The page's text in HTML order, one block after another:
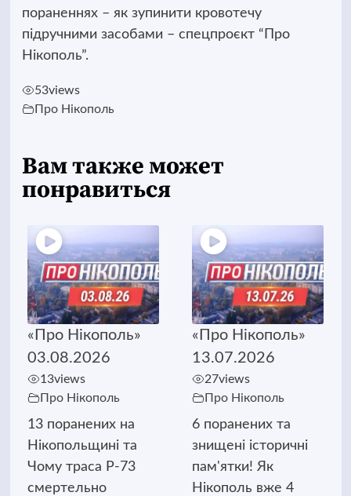
пораненнях – як зупинити кровотечу
підручними засобами – спецпроєкт “Про
Нікополь”.
53views
Про Нікополь
Вам также может
понравиться
«Про Нікополь»
03.08.2026
13views
Про Нікополь
13 поранених на
Нікопольщині та
Чому траса Р-73
смертельно
«Про Нікополь»
13.07.2026
27views
Про Нікополь
6 поранених та
знищені історичні
пам'ятки! Як
Нікополь вже 4